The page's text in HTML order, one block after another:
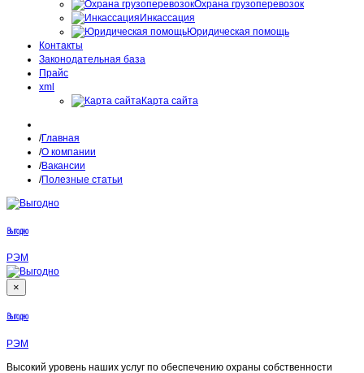
Охрана грузоперевозок
Инкассация
Юридическая помощь
Контакты
Законодательная база
Прайс
xml
Карта сайта
Главная
О компании
Вакансии
Полезные статьи
Выгодно
РЭМ
×
Выгодно
РЭМ
Высокий уровень наших услуг по обеспечению охраны собственности